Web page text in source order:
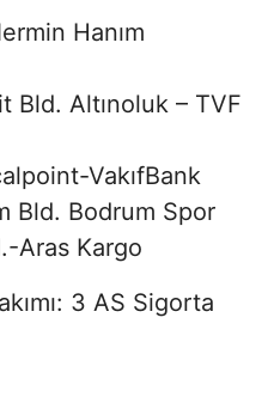
Hanım
Bld. Altınoluk – TVF
VakıfBank
Bld. Bodrum Spor
Aras Kargo
3 AS Sigorta